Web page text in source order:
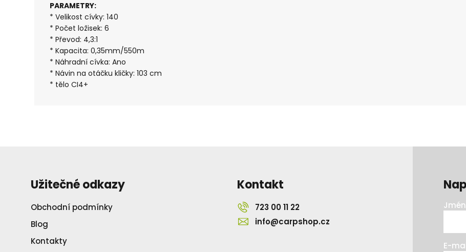
PARAMETRY:
* Velikost cívky: 140
* Počet ložisek: 6
* Převod: 4,3:1
* Kapacita: 0,35mm/550m
* Náhradní cívka: Ano
* Návin na otáčku kličky: 103 cm
* tělo CI4+
Užitečné odkazy
Obchodní podmínky
Blog
Kontakty
Kontakt
723 00 11 22
info@carpshop.cz
E-